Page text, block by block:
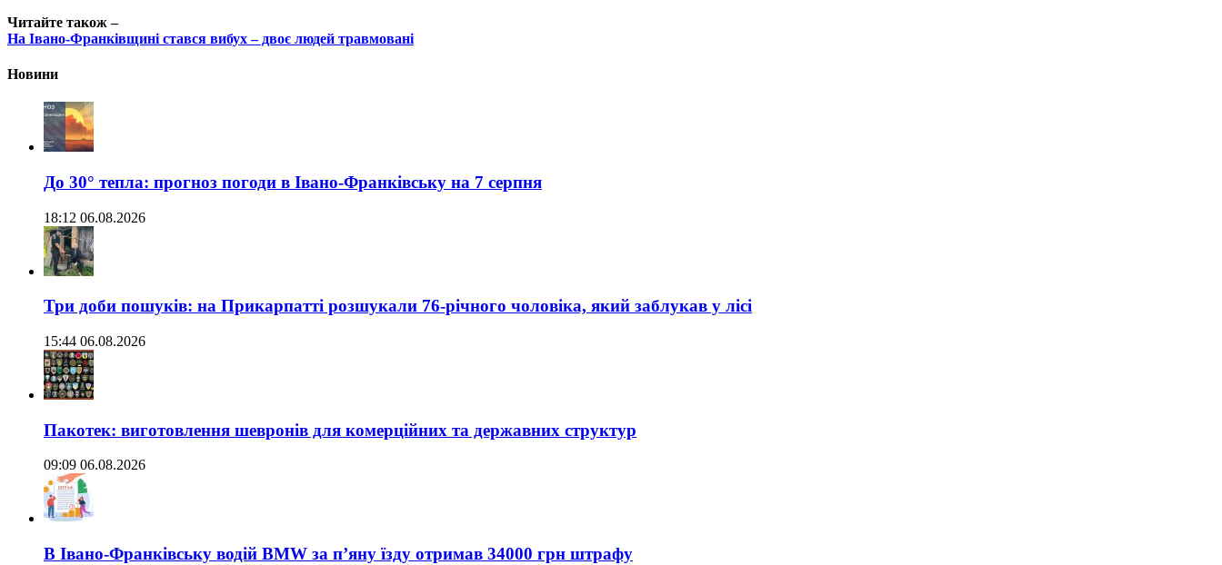
Читайте також –
На Івано-Франківщині стався вибух – двоє людей травмовані
Новини
До 30° тепла: прогноз погоди в Івано-Франківську на 7 серпня
18:12 06.08.2026
Три доби пошуків: на Прикарпатті розшукали 76-річного чоловіка, який заблукав у лісі
15:44 06.08.2026
Пакотек: виготовлення шевронів для комерційних та державних структур
09:09 06.08.2026
В Івано-Франківську водій BMW за п’яну їзду отримав 34000 грн штрафу